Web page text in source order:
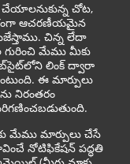
చోట,
ఆచరణీయమైన
చిన్న లేదా
గురించి మేము మీకు
లింక్ ద్వారా
ఈ మార్పులు
నిరంతరం
మేము మార్పులు చేసే
నోటిఫికేషన్ పద్ధతి